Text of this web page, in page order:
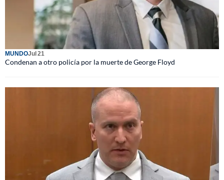
MUNDOJul 21
Condenan a otro policía por la muerte de George Floyd